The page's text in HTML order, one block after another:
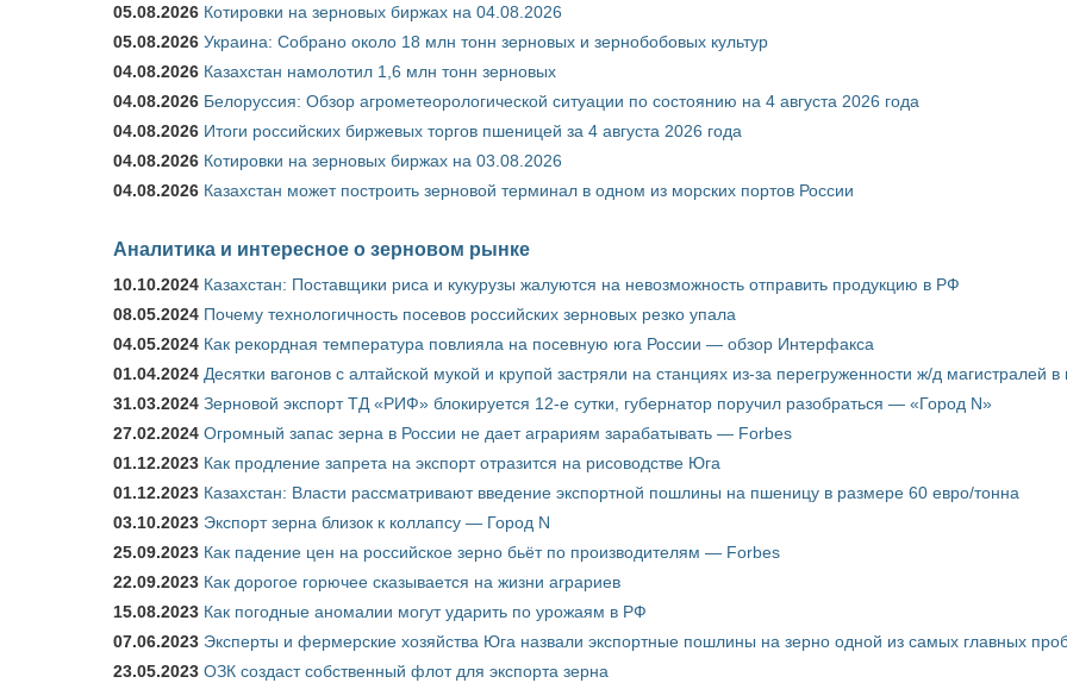
05.08.2026 Котировки на зерновых биржах на 04.08.2026
05.08.2026 Украина: Собрано около 18 млн тонн зерновых и зернобобовых культур
04.08.2026 Казахстан намолотил 1,6 млн тонн зерновых
04.08.2026 Белоруссия: Обзор агрометеорологической ситуации по состоянию на 4 августа 2026 года
04.08.2026 Итоги российских биржевых торгов пшеницей за 4 августа 2026 года
04.08.2026 Котировки на зерновых биржах на 03.08.2026
04.08.2026 Казахстан может построить зерновой терминал в одном из морских портов России
Аналитика и интересное о зерновом рынке
10.10.2024 Казахстан: Поставщики риса и кукурузы жалуются на невозможность отправить продукцию в РФ
08.05.2024 Почему технологичность посевов российских зерновых резко упала
04.05.2024 Как рекордная температура повлияла на посевную юга России — обзор Интерфакса
01.04.2024 Десятки вагонов с алтайской мукой и крупой застряли на станциях из-за перегруженности ж/д магистралей
31.03.2024 Зерновой экспорт ТД «РИФ» блокируется 12-е сутки, губернатор поручил разобраться — «Город N»
27.02.2024 Огромный запас зерна в России не дает аграриям зарабатывать — Forbes
01.12.2023 Как продление запрета на экспорт отразится на рисоводстве Юга
01.12.2023 Казахстан: Власти рассматривают введение экспортной пошлины на пшеницу в размере 60 евро/тонна
03.10.2023 Экспорт зерна близок к коллапсу — Город N
25.09.2023 Как падение цен на российское зерно бьёт по производителям — Forbes
22.09.2023 Как дорогое горючее сказывается на жизни аграриев
15.08.2023 Как погодные аномалии могут ударить по урожаям в РФ
07.06.2023 Эксперты и фермерские хозяйства Юга назвали экспортные пошлины на зерно одной из самых главных
23.05.2023 ОЗК создаст собственный флот для экспорта зерна